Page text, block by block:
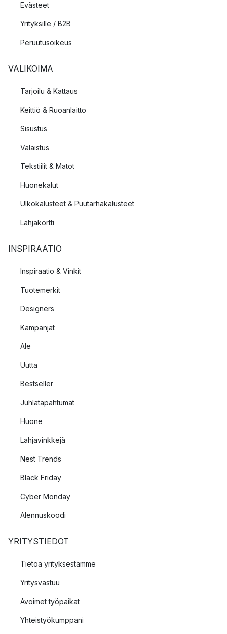
Evästeet
Yrityksille / B2B
Peruutusoikeus
VALIKOIMA
Tarjoilu & Kattaus
Keittiö & Ruoanlaitto
Sisustus
Valaistus
Tekstiilit & Matot
Huonekalut
Ulkokalusteet & Puutarhakalusteet
Lahjakortti
INSPIRAATIO
Inspiraatio & Vinkit
Tuotemerkit
Designers
Kampanjat
Ale
Uutta
Bestseller
Juhlatapahtumat
Huone
Lahjavinkkejä
Nest Trends
Black Friday
Cyber Monday
Alennuskoodi
YRITYSTIEDOT
Tietoa yrityksestämme
Yritysvastuu
Avoimet työpaikat
Yhteistyökumppani